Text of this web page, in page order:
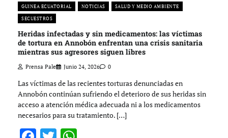
GUINEA ECUATORIAL
NOTICIAS
SALUD Y MEDIO AMBIENTE
SECUESTROS
Heridas infectadas y sin medicamentos: las víctimas
de tortura en Annobón enfrentan una crisis sanitaria
mientras sus agresores siguen libres
Prensa Pale Junio 24, 2026 0
Las víctimas de las recientes torturas denunciadas en
Annobón continúan sufriendo el deterioro de sus heridas sin
acceso a atención médica adecuada ni a los medicamentos
necesarios para su tratamiento. […]